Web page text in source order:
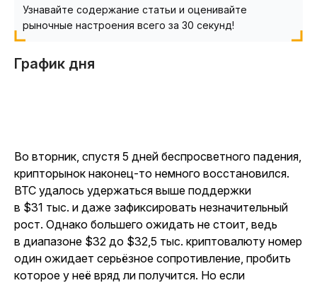
Узнавайте содержание статьи и оценивайте
рыночные настроения всего за 30 секунд!
График дня
Во вторник, спустя 5 дней беспросветного падения,
крипторынок наконец-то немного восстановился.
BTC удалось удержаться выше поддержки
в $31 тыс. и даже зафиксировать незначительный
рост. Однако большего ожидать не стоит, ведь
в диапазоне $32 до $32,5 тыс. криптовалюту номер
один ожидает серьёзное сопротивление, пробить
которое у неё вряд ли получится. Но если